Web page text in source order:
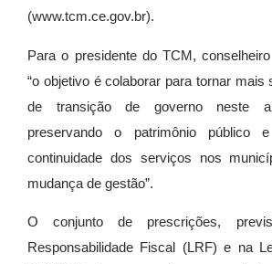
(www.tcm.ce.gov.br).
Para o presidente do TCM,
“o objetivo é colaborar para tornar mais
de transição de governo neste
preservando o patrimônio público
continuidade dos serviços nos
mudança de gestão”.
O conjunto de prescrições,
Responsabilidade Fiscal (LRF) e na